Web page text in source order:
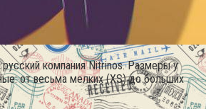
компания Nitrinos. Размеры у
от весьма мелких (XS) до больших